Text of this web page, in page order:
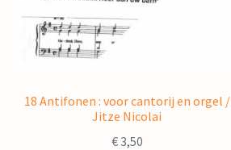
18 Antifonen : voor cantorij en orgel /
Jitze Nicolai
€3,50